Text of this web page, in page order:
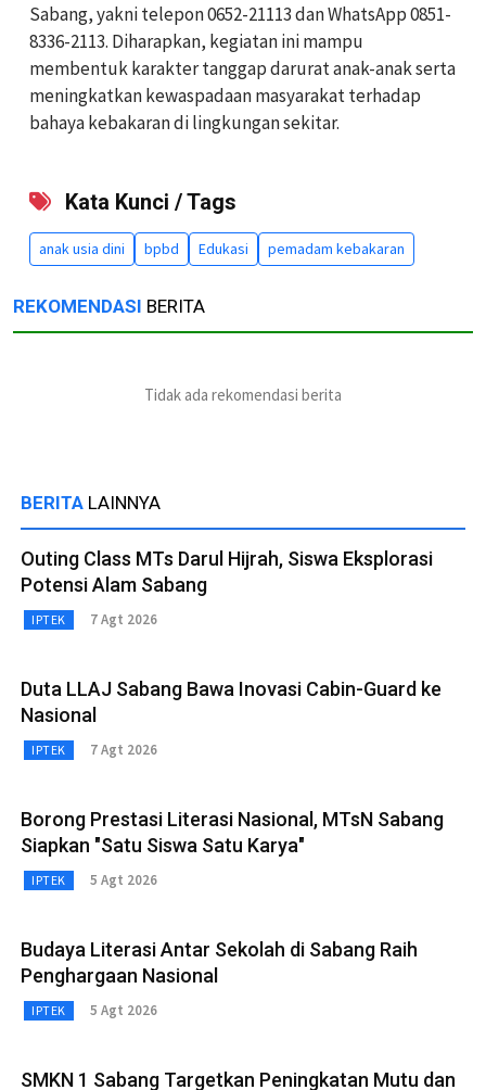
Sabang, yakni telepon 0652-21113 dan WhatsApp 0851-
8336-2113. Diharapkan, kegiatan ini mampu
membentuk karakter tanggap darurat anak-anak serta
meningkatkan kewaspadaan masyarakat terhadap
bahaya kebakaran di lingkungan sekitar.
Kata Kunci / Tags
anak usia dini bpbd Edukasi pemadam kebakaran
REKOMENDASI BERITA
Tidak ada rekomendasi berita
BERITA LAINNYA
Outing Class MTs Darul Hijrah, Siswa Eksplorasi
Potensi Alam Sabang
IPTEK 7 Agt 2026
Duta LLAJ Sabang Bawa Inovasi Cabin-Guard ke
Nasional
IPTEK 7 Agt 2026
Borong Prestasi Literasi Nasional, MTsN Sabang
Siapkan "Satu Siswa Satu Karya"
IPTEK 5 Agt 2026
Budaya Literasi Antar Sekolah di Sabang Raih
Penghargaan Nasional
IPTEK 5 Agt 2026
SMKN 1 Sabang Targetkan Peningkatan Mutu dan